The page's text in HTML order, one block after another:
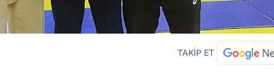
TAKİP ET